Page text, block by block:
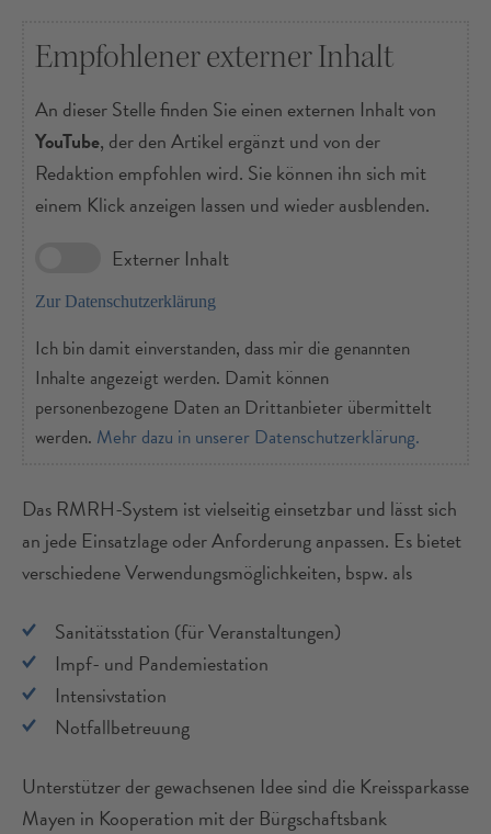
Empfohlener externer Inhalt
An dieser Stelle finden Sie einen externen Inhalt von
YouTube, der den Artikel ergänzt und von der
Redaktion empfohlen wird. Sie können ihn sich mit
einem Klick anzeigen lassen und wieder ausblenden.
Externer Inhalt
Zur Datenschutzerklärung
Ich bin damit einverstanden, dass mir die genannten
Inhalte angezeigt werden. Damit können
personenbezogene Daten an Drittanbieter übermittelt
werden. Mehr dazu in unserer Datenschutzerklärung.
Das RMRH-System ist vielseitig einsetzbar und lässt sich
an jede Einsatzlage oder Anforderung anpassen. Es bietet
verschiedene Verwendungsmöglichkeiten, bspw. als
Sanitätsstation (für Veranstaltungen)
Impf- und Pandemiestation
Intensivstation
Notfallbetreuung
Unterstützer der gewachsenen Idee sind die Kreissparkasse
Mayen in Kooperation mit der Bürgschaftsbank